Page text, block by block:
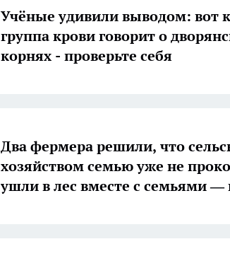
Учёные удивили выводом: вот
группа крови говорит о
корнях - проверьте себя
Два фермера решили, что
хозяйством семью уже не
ушли в лес вместе с семьями —